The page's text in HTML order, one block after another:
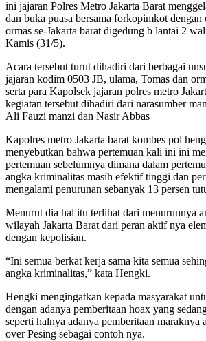
ini jajaran Polres Metro Jakarta Barat
dan buka puasa bersama forkopimkot dengan
ormas se-Jakarta barat digedung b lantai 2
Kamis (31/5).
Acara tersebut turut dihadiri dari berbagai
jajaran kodim 0503 JB, ulama, Tomas dan
serta para Kapolsek jajaran polres metro
kegiatan tersebut dihadiri dari narasumber
Ali Fauzi manzi dan Nasir Abbas
Kapolres metro Jakarta barat kombes pol
menyebutkan bahwa pertemuan kali ini ini
pertemuan sebelumnya dimana dalam
angka kriminalitas masih efektif tinggi dan
mengalami penurunan sebanyak 13 persen
Menurut dia hal itu terlihat dari menurunnya
wilayah Jakarta Barat dari peran aktif nya
dengan kepolisian.
“Ini semua berkat kerja sama kita semua
angka kriminalitas,” kata Hengki.
Hengki mengingatkan kepada masyarakat
dengan adanya pemberitaan hoax yang
seperti halnya adanya pemberitaan maraknya
over Pesing sebagai contoh nya.